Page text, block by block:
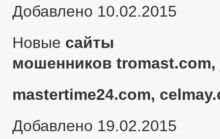
Добавлено 10.02.2015
Новые сайты
мошенников
mastertime24.com,
Добавлено 19.02.2015